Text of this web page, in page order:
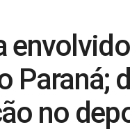
Paraná;
no